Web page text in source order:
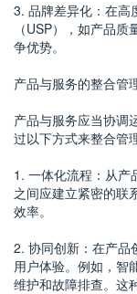
3. 品牌差异化：在高
（USP），如产品
争优势。
产品与服务的整合管
产品与服务应当协调
过以下方式来整合管
1. 一体化流程：从产
之间应建立紧密的联
效率。
2. 协同创新：在产品
用户体验。例如，智
维护和故障排查。这